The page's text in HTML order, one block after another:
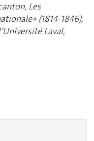
Les
(1814-1846),
Laval,